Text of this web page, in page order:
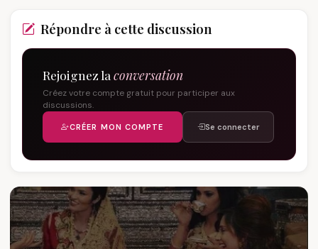
Répondre à cette discussion
Rejoignez la conversation
Créez votre compte gratuit pour participer aux
discussions.
CRÉER MON COMPTE Se connecter